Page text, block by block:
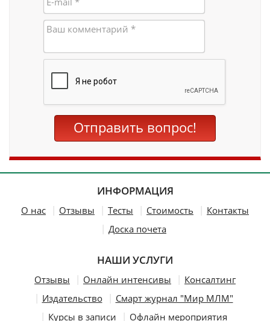
Вертикальные вкладки
Отправить вопрос!
ИНФОРМАЦИЯ
О нас Отзывы Тесты Стоимость
Контакты
Доска почета
НАШИ УСЛУГИ
Отзывы Онлайн интенсивы
Консалтинг
Издательство
Смарт журнал "Мир МЛМ"
Курсы в записи
Офлайн мероприятия